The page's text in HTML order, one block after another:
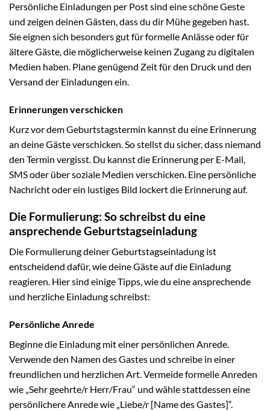
Persönliche Einladungen per Post sind eine schöne Geste
und zeigen deinen Gästen, dass du dir Mühe gegeben hast.
Sie eignen sich besonders gut für formelle Anlässe oder für
ältere Gäste, die möglicherweise keinen Zugang zu digitalen
Medien haben. Plane genügend Zeit für den Druck und den
Versand der Einladungen ein.
Erinnerungen verschicken
Kurz vor dem Geburtstagstermin kannst du eine Erinnerung
an deine Gäste verschicken. So stellst du sicher, dass niemand
den Termin vergisst. Du kannst die Erinnerung per E-Mail,
SMS oder über soziale Medien verschicken. Eine persönliche
Nachricht oder ein lustiges Bild lockert die Erinnerung auf.
Die Formulierung: So schreibst du eine
ansprechende Geburtstagseinladung
Die Formulierung deiner Geburtstagseinladung ist
entscheidend dafür, wie deine Gäste auf die Einladung
reagieren. Hier sind einige Tipps, wie du eine ansprechende
und herzliche Einladung schreibst:
Persönliche Anrede
Beginne die Einladung mit einer persönlichen Anrede.
Verwende den Namen des Gastes und schreibe in einer
freundlichen und herzlichen Art. Vermeide formelle Anreden
wie „Sehr geehrte/r Herr/Frau“ und wähle stattdessen eine
persönlichere Anrede wie „Liebe/r [Name des Gastes]“.